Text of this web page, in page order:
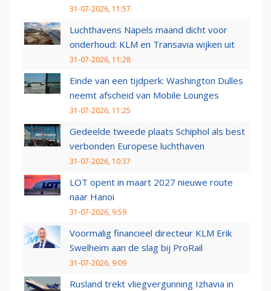
31-07-2026, 11:57
Luchthavens Napels maand dicht voor
onderhoud: KLM en Transavia wijken uit
31-07-2026, 11:28
Einde van een tijdperk: Washington Dulles
neemt afscheid van Mobile Lounges
31-07-2026, 11:25
Gedeelde tweede plaats Schiphol als best
verbonden Europese luchthaven
31-07-2026, 10:37
LOT opent in maart 2027 nieuwe route
naar Hanoi
31-07-2026, 9:59
Voormalig financieel directeur KLM Erik
Swelheim aan de slag bij ProRail
31-07-2026, 9:09
Rusland trekt vliegvergunning Izhavia in